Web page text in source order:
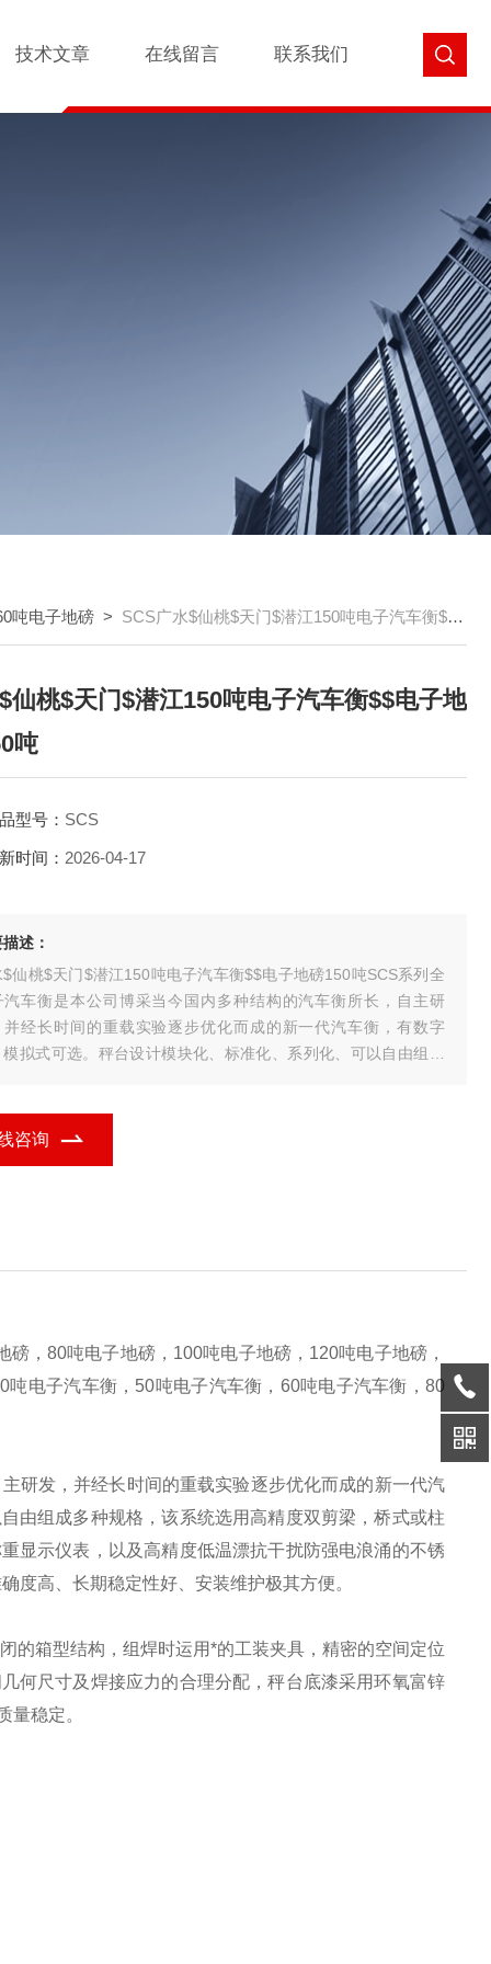
技术文章 在线留言 联系我们
吨电子地磅 > SCS广水$仙桃$天门$潜江150吨电子汽车衡$$电子地磅150吨
仙桃$天门$潜江150吨电子汽车衡$$电子地
吨
型号： SCS
时间： 2026-04-17
述：
$仙桃$天门$潜江150吨电子汽车衡$$电子地磅150吨SCS系列全
汽车衡是本公司博采当今国内多种结构的汽车衡所长，自主研
并经长时间的重载实验逐步优化而成的新一代汽车衡，有数字
模拟式可选。秤台设计模块化、标准化、系列化、可以自由组成
咨询
，80吨电子地磅，100吨电子地磅，120吨电子地磅，
电子汽车衡，50吨电子汽车衡，60吨电子汽车衡，80
研发，并经长时间的重载实验逐步优化而成的新一代汽
由组成多种规格，该系统选用高精度双剪梁，桥式或柱
显示仪表，以及高精度低温漂抗干扰防强电浪涌的不锈
度高、长期稳定性好、安装维护极其方便。
的箱型结构，组焊时运用*的工装夹具，精密的空间定位
何尺寸及焊接应力的合理分配，秤台底漆采用环氧富锌
量稳定。